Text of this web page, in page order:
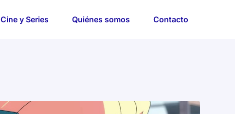
Cine y Series Quiénes somos Contacto